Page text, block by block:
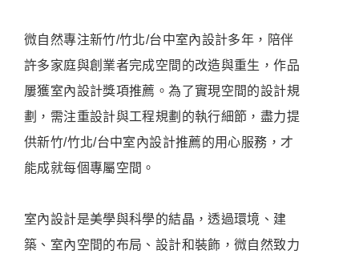
微自然專注新竹/竹北/台中室內設計多年，陪伴
許多家庭與創業者完成空間的改造與重生，作品
屢獲室內設計獎項推薦。為了實現空間的設計規
劃，需注重設計與工程規劃的執行細節，盡力提
供新竹/竹北/台中室內設計推薦的用心服務，才
能成就每個專屬空間。
室內設計是美學與科學的結晶，透過環境、建
築、室內空間的布局、設計和裝飾，微自然致力